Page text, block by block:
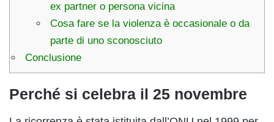
ex partner o persona vicina
Cosa fare se la violenza è occasionale o da
parte di uno sconosciuto
Conclusione
Perché si celebra il 25 novembre